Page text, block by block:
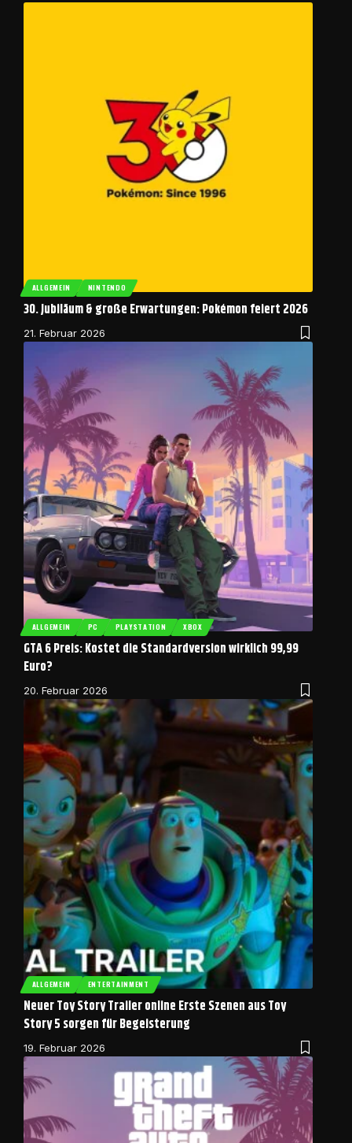
ALLGEMEIN NINTENDO
30. Jubiläum & große Erwartungen: Pokémon feiert 2026
21. Februar 2026
ALLGEMEIN PC PLAYSTATION XBOX
GTA 6 Preis: Kostet die Standardversion wirklich 99,99
Euro?
20. Februar 2026
ALLGEMEIN ENTERTAINMENT
Neuer Toy Story Trailer online Erste Szenen aus Toy
Story 5 sorgen für Begeisterung
19. Februar 2026